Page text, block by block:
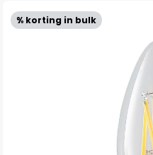
% korting in bulk
Ga
naar